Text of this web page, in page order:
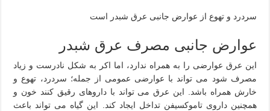
سردرد و تهوع از عوارض جانبی عرق شبدر است
عوارض جانبی مصرف عرق شبدر
این عرق عوارضی را به همراه ندارد، اما اکر به شکل نادرست و زیاد
مصرف شود می تواند با عوارضی عمومی از جمله؛ سردرد، تهوع و
خارش همراه باشد. این عرق می تواند با داروهای رقیق کنند خون و
همچنین داروی تاموکسیفن تداخل ایجاد کند. این گیاه می تواند باعث